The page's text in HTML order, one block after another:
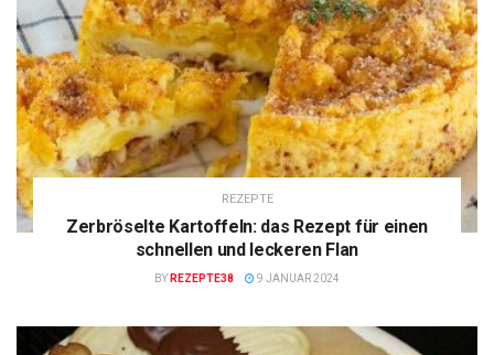
REZEPTE
Zerbröselte Kartoffeln: das Rezept für einen
schnellen und leckeren Flan
BY REZEPTE38 9 JANUAR 2024